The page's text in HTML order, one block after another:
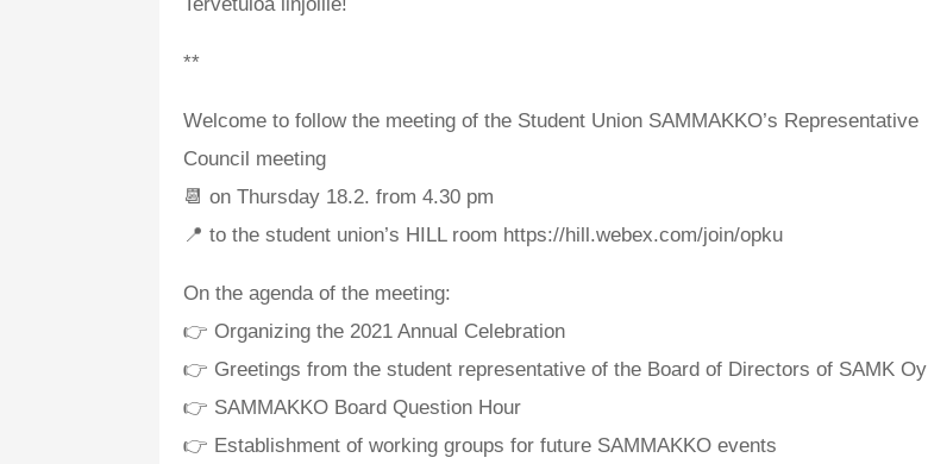
**
Welcome to follow the meeting of the Student Union SAMMAKKO’s Representative
Council meeting
📆 on Thursday 18.2. from 4.30 pm
📍 to the student union’s HILL room https://hill.webex.com/join/opku
On the agenda of the meeting:
👉 Organizing the 2021 Annual Celebration
👉 Greetings from the student representative of the Board of Directors of SAMK Oy
👉 SAMMAKKO Board Question Hour
👉 Establishment of working groups for future SAMMAKKO events